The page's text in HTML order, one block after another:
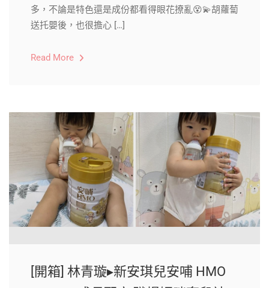
多，不論是特色還是成份都看得眼花撩亂😵💫胡蘿蔔
送托嬰後，也很擔心 […]
Read More
[開箱] 林青璇▸新安琪兒安哺 HMO